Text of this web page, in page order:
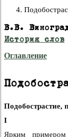
В.В.
История слов
Оглавление
Подобострастие,
I
Ярким примером